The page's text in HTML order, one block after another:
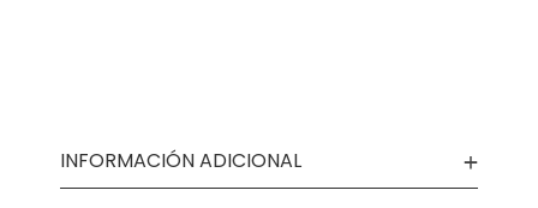
INFORMACIÓN ADICIONAL